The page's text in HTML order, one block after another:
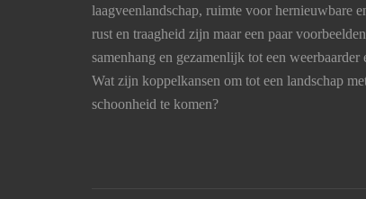
laagveenlandschap, ruimte voor hernieuwbare
rust en traagheid zijn maar een paar
samenhang en gezamenlijk tot een
Wat zijn koppelkansen om tot een landschap
schoonheid te komen?